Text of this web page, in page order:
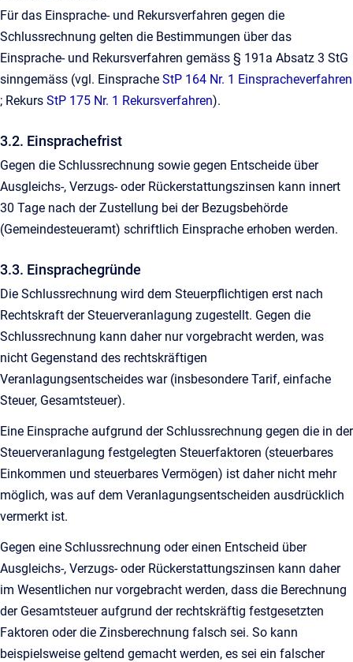
Für das Einsprache- und Rekursverfahren gegen die
Schlussrechnung gelten die Bestimmungen über das
Einsprache- und Rekursverfahren gemäss § 191a Absatz 3 StG
sinngemäss (vgl. Einsprache StP 164 Nr. 1 Einspracheverfahren
; Rekurs StP 175 Nr. 1 Rekursverfahren).
3.2. Einsprachefrist
Gegen die Schlussrechnung sowie gegen Entscheide über
Ausgleichs-, Verzugs- oder Rückerstattungszinsen kann innert
30 Tage nach der Zustellung bei der Bezugsbehörde
(Gemeindesteueramt) schriftlich Einsprache erhoben werden.
3.3. Einsprachegründe
Die Schlussrechnung wird dem Steuerpflichtigen erst nach
Rechtskraft der Steuerveranlagung zugestellt. Gegen die
Schlussrechnung kann daher nur vorgebracht werden, was
nicht Gegenstand des rechtskräftigen
Veranlagungsentscheides war (insbesondere Tarif, einfache
Steuer, Gesamtsteuer).
Eine Einsprache aufgrund der Schlussrechnung gegen die in der
Steuerveranlagung festgelegten Steuerfaktoren (steuerbares
Einkommen und steuerbares Vermögen) ist daher nicht mehr
möglich, was auf dem Veranlagungsentscheiden ausdrücklich
vermerkt ist.
Gegen eine Schlussrechnung oder einen Entscheid über
Ausgleichs-, Verzugs- oder Rückerstattungszinsen kann daher
im Wesentlichen nur vorgebracht werden, dass die Berechnung
der Gesamtsteuer aufgrund der rechtskräftig festgesetzten
Faktoren oder die Zinsberechnung falsch sei. So kann
beispielsweise geltend gemacht werden, es sei ein falscher